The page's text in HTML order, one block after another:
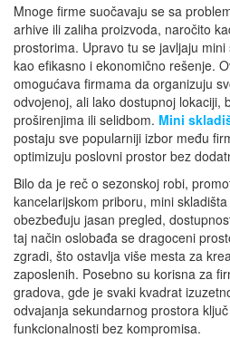
Mnoge firme suočavaju se sa
arhive ili zaliha proizvoda, naročito
prostorima. Upravo tu se javljaju
kao efikasno i ekonomično rešenje.
omogućava firmama da organizuju
odvojenoj, ali lako dostupnoj lokaciji,
proširenjima ili selidbom. Mini
postaju sve popularniji izbor među
optimizuju poslovni prostor bez
Bilo da je reč o sezonskoj robi,
kancelarijskom priboru, mini
obezbeđuju jasan pregled,
taj način oslobađa se dragoceni
zgradi, što ostavlja više mesta za
zaposlenih. Posebno su korisna za
gradova, gde je svaki kvadrat
odvajanja sekundarnog prostora
funkcionalnosti bez kompromisa.